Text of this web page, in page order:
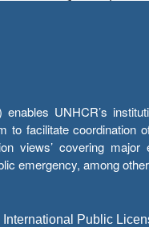
UNHCR’s
to facilitate coordination
views’ covering
emergency, among
Public